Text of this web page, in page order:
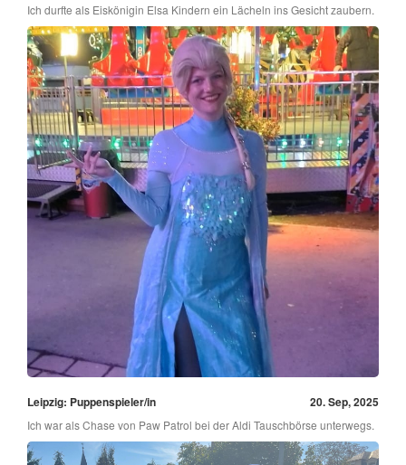
Ich durfte als Eiskönigin Elsa Kindern ein Lächeln ins Gesicht zaubern.
Leipzig: Puppenspieler/in 20. Sep, 2025
Ich war als Chase von Paw Patrol bei der Aldi Tauschbörse unterwegs.